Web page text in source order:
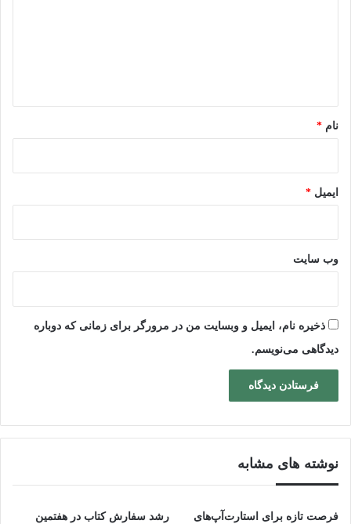
نام *
ایمیل *
وب‌ سایت
ذخیره نام، ایمیل و وبسایت من در مرورگر برای زمانی که دوباره
دیدگاهی می‌نویسم.
نوشته های مشابه
فرصت تازه برای استارت‌آپ‌های
رشد سفارش‌ کتاب در هفتمین